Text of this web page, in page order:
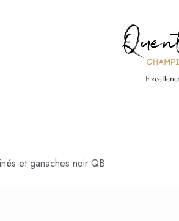
et ganaches noir QB